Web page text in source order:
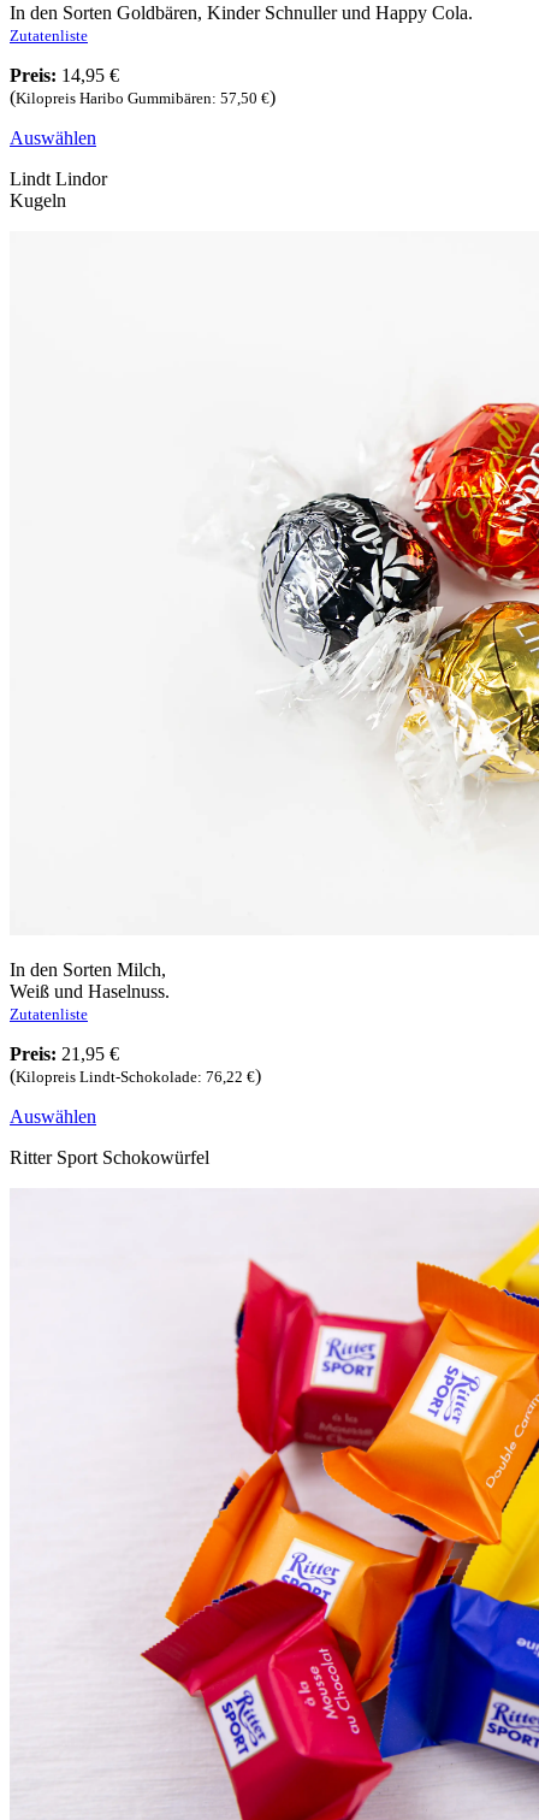
In den Sorten Goldbären, Kinder Schnuller und Happy Cola.
Zutatenliste
Preis: 14,95 €
(Kilopreis Haribo Gummibären: 57,50 €)
Auswählen
Lindt Lindor
Kugeln
In den Sorten Milch,
Weiß und Haselnuss.
Zutatenliste
Preis: 21,95 €
(Kilopreis Lindt-Schokolade: 76,22 €)
Auswählen
Ritter Sport Schokowürfel